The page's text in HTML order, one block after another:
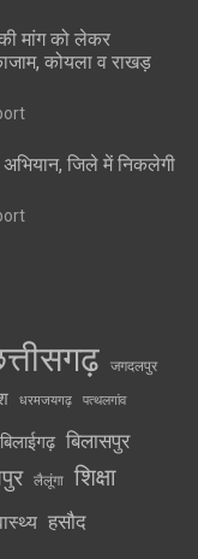
मांग को लेकर
कोयला व राखड़
जिले में निकलेगी
जगदलपुर
धरमजयगढ़ पत्थलगांव
बिलाईगढ़ बिलासपुर
लैलूंगा शिक्षा
हसौद